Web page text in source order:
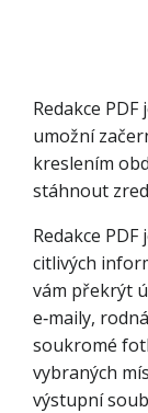
Redakce
umožní
kreslením
stáhnout
Redakce
citlivých
vám překrýt
e‑maily,
soukromé
vybraných
výstupní